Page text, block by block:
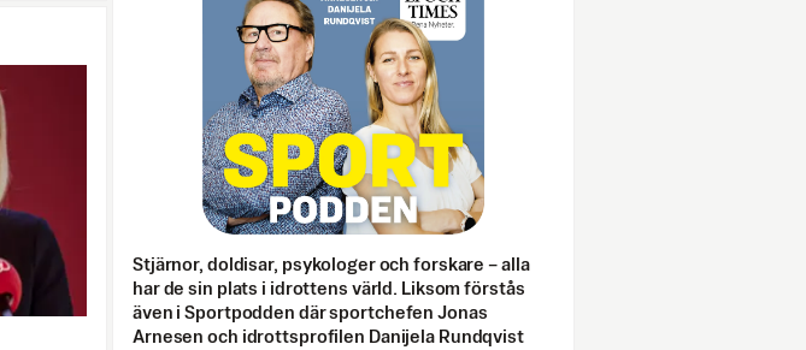
Stjärnor, doldisar, psykologer och forskare – alla
har de sin plats i idrottens värld. Liksom förstås
även i Sportpodden där sportchefen Jonas
Arnesen och idrottsprofilen Danijela Rundqvist